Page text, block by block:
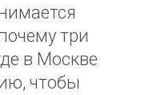
три
в Москве
чтобы